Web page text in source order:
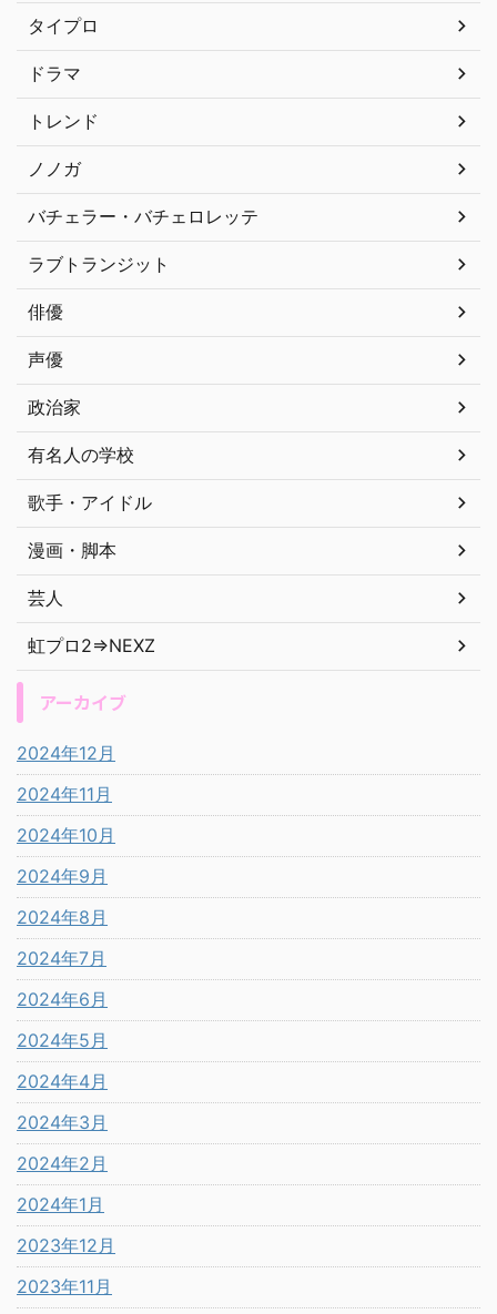
タイプロ
ドラマ
トレンド
ノノガ
バチェラー・バチェロレッテ
ラブトランジット
俳優
声優
政治家
有名人の学校
歌手・アイドル
漫画・脚本
芸人
虹プロ2⇒NEXZ
アーカイブ
2024年12月
2024年11月
2024年10月
2024年9月
2024年8月
2024年7月
2024年6月
2024年5月
2024年4月
2024年3月
2024年2月
2024年1月
2023年12月
2023年11月